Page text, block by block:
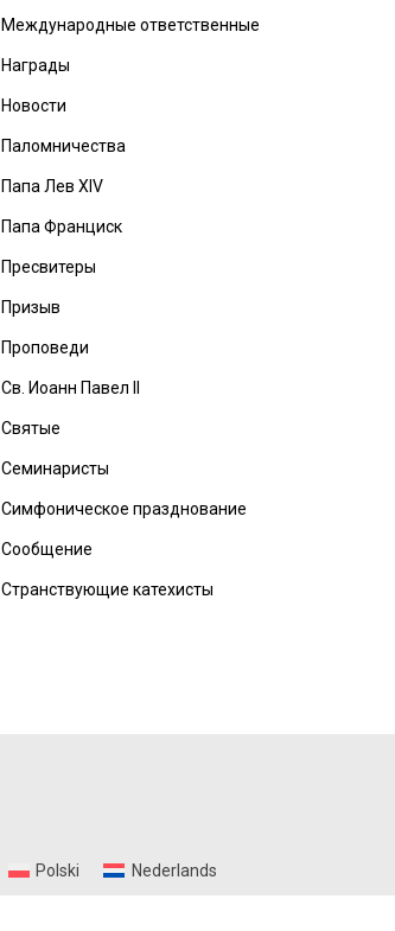
Международные ответственные
Награды
Новости
Паломничества
Папа Лев XIV
Папа Франциск
Пресвитеры
Призыв
Проповеди
Св. Иоанн Павел II
Святые
Семинаристы
Симфоническое празднование
Сообщение
Странствующие катехисты
Polski Nederlands